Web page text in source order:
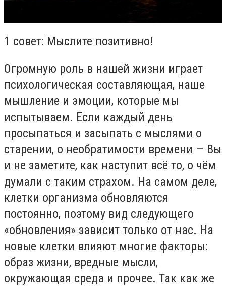
1 совет: Мыслите позитивно!
Огромную роль в нашей жизни играет
психологическая составляющая, наше
мышление и эмоции, которые мы
испытываем. Если каждый день
просыпаться и засыпать с мыслями о
старении, о необратимости времени — Вы
и не заметите, как наступит всё то, о чём
думали с таким страхом. На самом деле,
клетки организма обновляются
постоянно, поэтому вид следующего
«обновления» зависит только от нас. На
новые клетки влияют многие факторы:
образ жизни, вредные мысли,
окружающая среда и прочее. Так как же